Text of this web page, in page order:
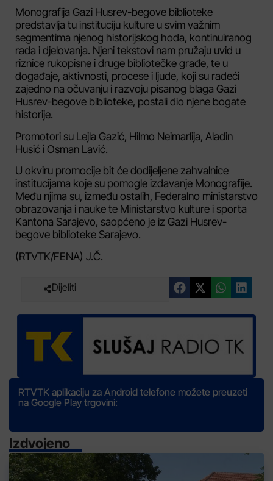
Monografija Gazi Husrev-begove biblioteke
predstavlja tu instituciju kulture u svim važnim
segmentima njenog historijskog hoda, kontinuiranog
rada i djelovanja. Njeni tekstovi nam pružaju uvid u
riznice rukopisne i druge bibliotečke građe, te u
događaje, aktivnosti, procese i ljude, koji su radeći
zajedno na očuvanju i razvoju pisanog blaga Gazi
Husrev-begove biblioteke, postali dio njene bogate
historije.
Promotori su Lejla Gazić, Hilmo Neimarlija, Aladin
Husić i Osman Lavić.
U okviru promocije bit će dodijeljene zahvalnice
institucijama koje su pomogle izdavanje Monografije.
Među njima su, između ostalih, Federalno ministarstvo
obrazovanja i nauke te Ministarstvo kulture i sporta
Kantona Sarajevo, saopćeno je iz Gazi Husrev-
begove biblioteke Sarajevo.
(RTVTK/FENA) J.Č.
Dijeliti
RTVTK aplikaciju za Android telefone možete preuzeti
na Google Play trgovini:
Izdvojeno